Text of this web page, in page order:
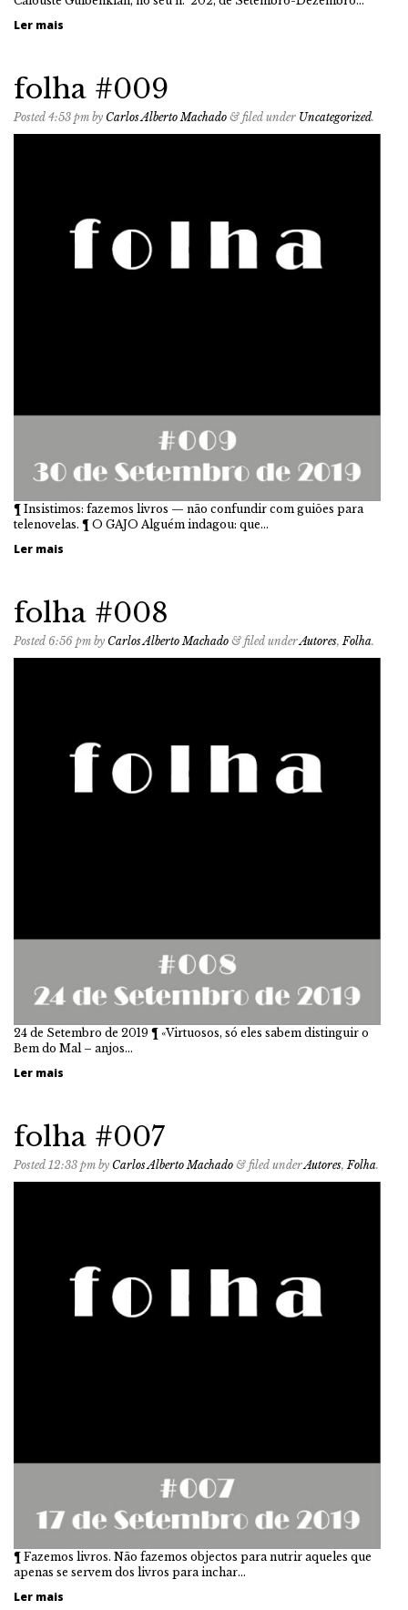
Ler mais
folha #009
Posted 4:53 pm by Carlos Alberto Machado & filed under Uncategorized.
¶ Insistimos: fazemos livros — não confundir com guiões para
telenovelas. ¶ O GAJO Alguém indagou: que…
Ler mais
folha #008
Posted 6:56 pm by Carlos Alberto Machado & filed underAutores,Folha.
24 de Setembro de 2019 ¶ «Virtuosos, só eles sabem distinguir o
Bem do Mal – anjos…
Ler mais
folha #007
Posted 12:33 pm by Carlos Alberto Machado & filed underAutores,Folha.
¶ Fazemos livros. Não fazemos objectos para nutrir aqueles que
apenas se servem dos livros para inchar…
Ler mais